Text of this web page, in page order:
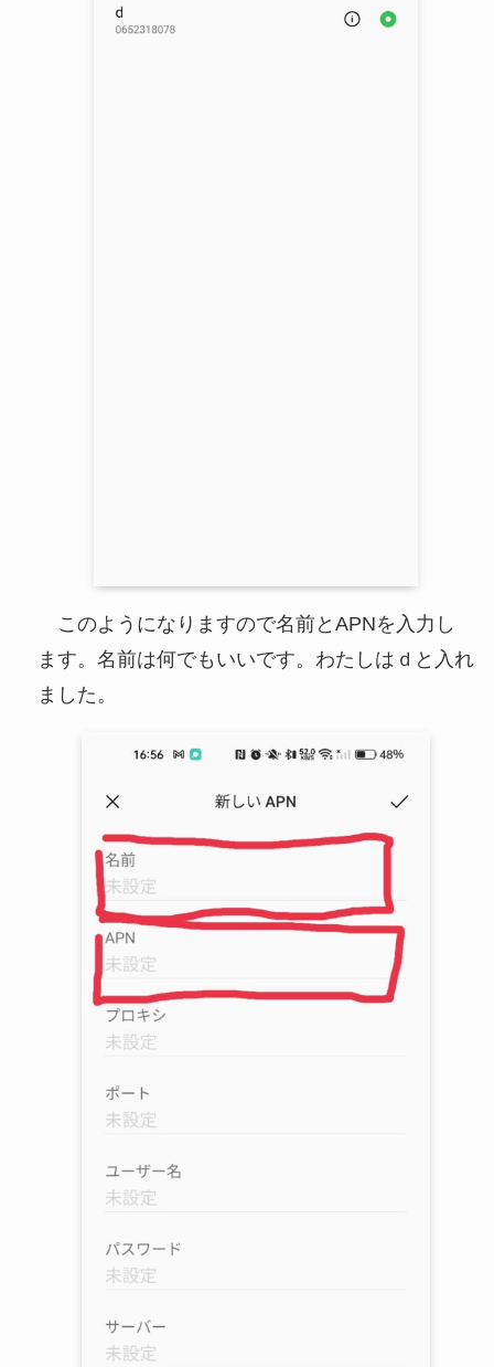
このようになりますので名前とAPNを入力し
ます。名前は何でもいいです。わたしはｄと入れ
ました。